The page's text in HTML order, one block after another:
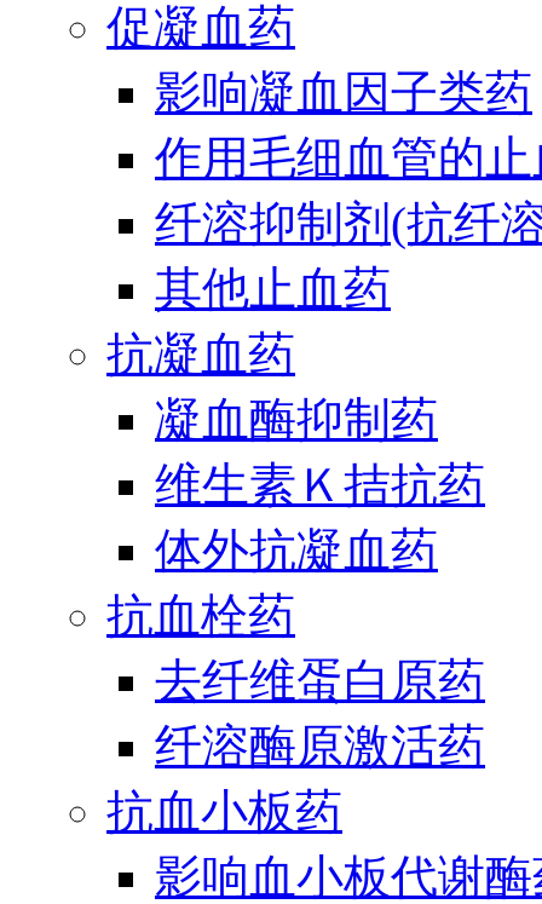
促凝血药
影响凝血因子类药
作用毛细血管的
纤溶抑制剂(抗纤
其他止血药
抗凝血药
凝血酶抑制药
维生素Ｋ拮抗药
体外抗凝血药
抗血栓药
去纤维蛋白原药
纤溶酶原激活药
抗血小板药
影响血小板代谢